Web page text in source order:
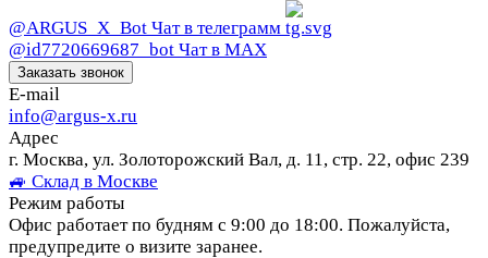
@ARGUS_X_Bot Чат в телеграмм
@id7720669687_bot Чат в МАХ
Заказать звонок
E-mail
info@argus-x.ru
Адрес
г. Москва, ул. Золоторожский Вал, д. 11, стр. 22, офис 239
🚙 Склад в Москве
Режим работы
Офис работает по будням с 9:00 до 18:00. Пожалуйста,
предупредите о визите заранее.